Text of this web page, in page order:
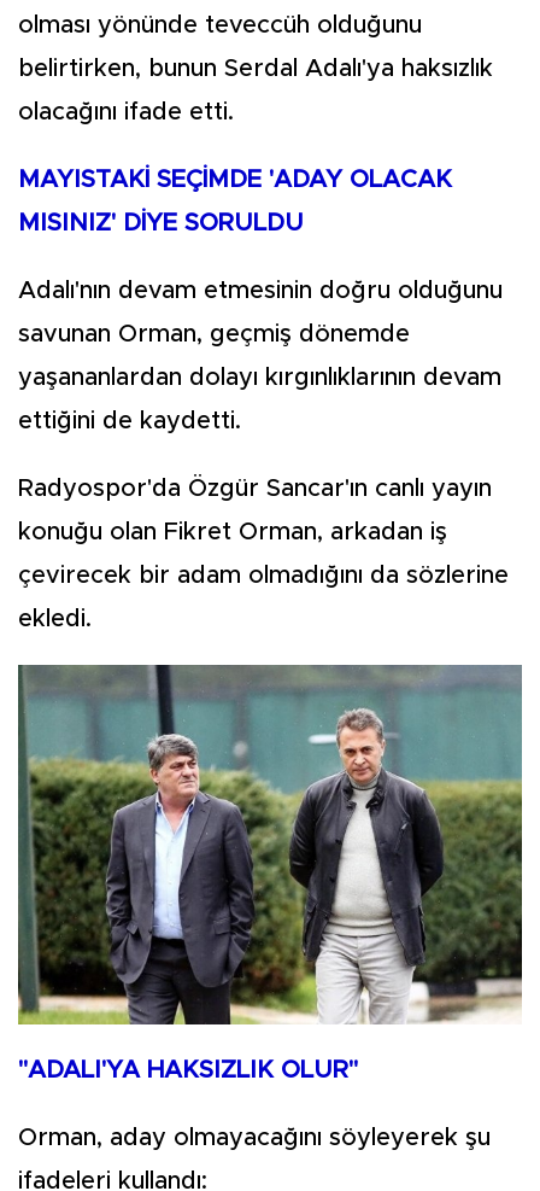
olması yönünde teveccüh olduğunu
belirtirken, bunun Serdal Adalı'ya haksızlık
olacağını ifade etti.
MAYISTAKİ SEÇİMDE 'ADAY OLACAK
MISINIZ' DİYE SORULDU
Adalı'nın devam etmesinin doğru olduğunu
savunan Orman, geçmiş dönemde
yaşananlardan dolayı kırgınlıklarının devam
ettiğini de kaydetti.
Radyospor'da Özgür Sancar'ın canlı yayın
konuğu olan Fikret Orman, arkadan iş
çevirecek bir adam olmadığını da sözlerine
ekledi.
"ADALI'YA HAKSIZLIK OLUR"
Orman, aday olmayacağını söyleyerek şu
ifadeleri kullandı: